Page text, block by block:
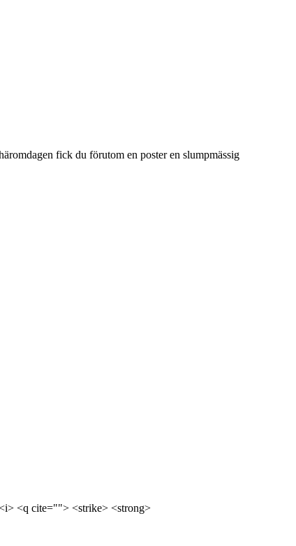
fick du förutom en poster en slumpmässig
<q cite=""> <strike> <strong>